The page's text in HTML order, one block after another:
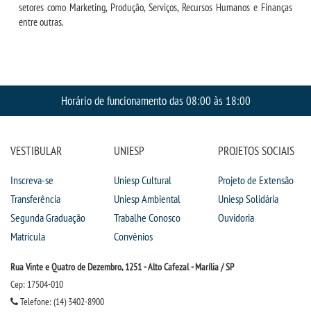
IMPRENSA
OUVIDORIA
setores como Marketing, Produção, Serviços, Recursos Humanos e Finanças
entre outras.
Horário de funcionamento das 08:00 às 18:00
VESTIBULAR
Inscreva-se
Transferência
Segunda Graduação
Matrícula
UNIESP
Uniesp Cultural
Uniesp Ambiental
Trabalhe Conosco
Convênios
PROJETOS SOCIAIS
Projeto de Extensão
Uniesp Solidária
Ouvidoria
Rua Vinte e Quatro de Dezembro, 1251 - Alto Cafezal - Marília / SP
Cep: 17504-010
Telefone: (14) 3402-8900